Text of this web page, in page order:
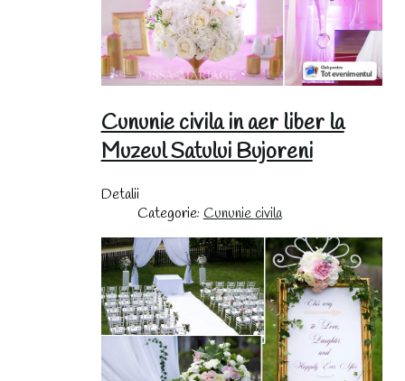
Cununie civila in aer liber la
Muzeul Satului Bujoreni
Detalii
Categorie: Cununie civila